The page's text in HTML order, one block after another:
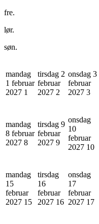
fre.
lør.
søn.
mandag
1 februar
2027 1
tirsdag 2
februar
2027 2
onsdag 3
februar
2027 3
mandag
8 februar
2027 8
tirsdag 9
februar
2027 9
onsdag
10
februar
2027 10
mandag
15
februar
2027 15
tirsdag
16
februar
2027 16
onsdag
17
februar
2027 17